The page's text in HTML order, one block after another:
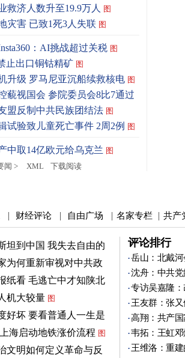
救济人数升至19.9万人 图
灾害 已致1死3人失联 图
：AI挑战超过关税 图
止出口铜钴精矿 图
升级 罗马尼亚沉船续救核电 图
藐视国会 参院委员会8比7通过
盟反制中共民族团结法 图
试验致儿童死亡事件 2周2例 图
中取14亿欧元给乌克兰 图
闻 >
XML 下载阅读
| 财经评论 | 自由广场 | 名家专栏 | 共产
坦到中国 我失去自由的
为何重新审视对中共政
纸看 毛逃亡中才知陕北
机大较量 图
好坏 要看普通人一生是
海启动地铁涨价流程 图
文明如何定义革命与反
评论排行
岳山：北戴
沈舟：中共
专访吴嘉隆
王友群：张
高翔：共产国
韦拓：王虹
王维洛：重